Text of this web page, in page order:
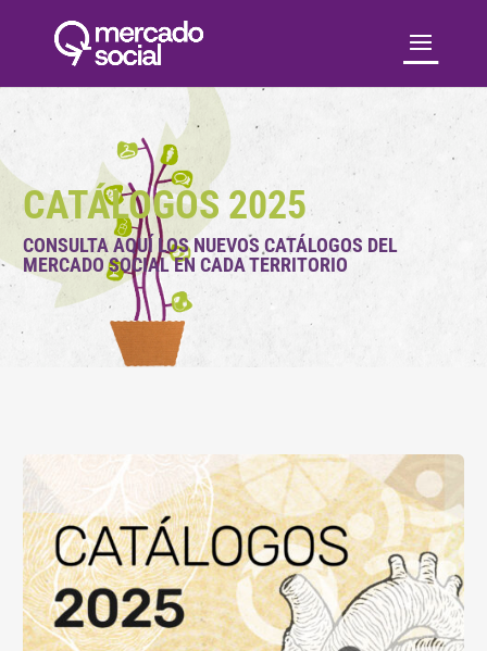
CATÁLOGOS 2025
CONSULTA AQUÍ LOS NUEVOS CATÁLOGOS DEL
MERCADO SOCIAL EN CADA TERRITORIO